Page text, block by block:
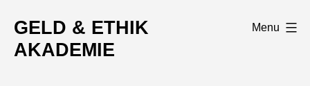
content
GELD & ETHIK
AKADEMIE
Menu